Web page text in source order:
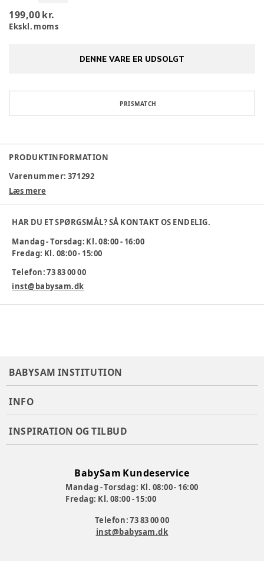
199,00 kr.
Ekskl. moms
DENNE VARE ER UDSOLGT
PRISMATCH
PRODUKTINFORMATION
Varenummer: 371292
Læs mere
HAR DU ET SPØRGSMÅL? SÅ KONTAKT OS ENDELIG.
Mandag - Torsdag: Kl. 08:00 - 16:00
Fredag: Kl. 08:00 - 15:00
Telefon: 73 83 00 00
inst@babysam.dk
BABYSAM INSTITUTION
INFO
INSPIRATION OG TILBUD
BabySam Kundeservice
Mandag - Torsdag: Kl. 08:00 - 16:00
Fredag: Kl. 08:00 - 15:00
Telefon: 73 83 00 00
inst@babysam.dk